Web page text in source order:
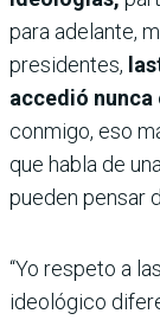
para adelante,
presidentes,
accedió nunca
conmigo, eso
que habla de
pueden pensar
“Yo respeto a
ideológico